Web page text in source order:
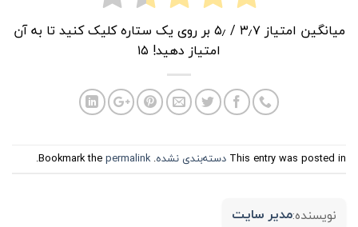
میانگین امتیاز۳٫۷
/ ۵٫ بر روی یک ستاره کلیک کنید تا به آن
امتیاز دهید! ۱۵
This entry was posted in دسته‌بندی نشده. Bookmark the
permalink
.
نویسنده:مدیر سایت